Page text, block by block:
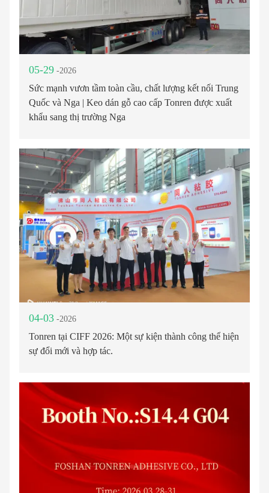
05-29 -2026
Sức mạnh vươn tầm toàn cầu, chất lượng kết nối Trung
Quốc và Nga | Keo dán gỗ cao cấp Tonren được xuất
khẩu sang thị trường Nga
04-03 -2026
Tonren tại CIFF 2026: Một sự kiện thành công thể hiện
sự đổi mới và hợp tác.